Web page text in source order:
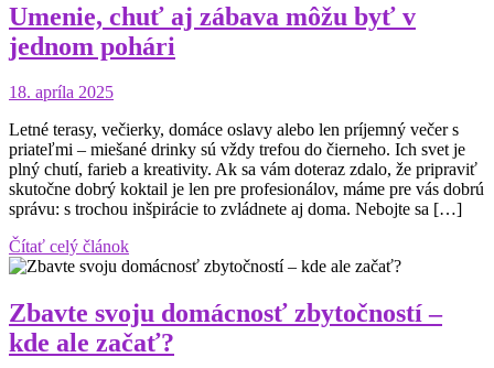
Umenie, chuť aj zábava môžu byť v
jednom pohári
18. apríla 2025
Letné terasy, večierky, domáce oslavy alebo len príjemný večer s
priateľmi – miešané drinky sú vždy trefou do čierneho. Ich svet je
plný chutí, farieb a kreativity. Ak sa vám doteraz zdalo, že pripraviť
skutočne dobrý koktail je len pre profesionálov, máme pre vás dobrú
správu: s trochou inšpirácie to zvládnete aj doma. Nebojte sa […]
Čítať celý článok
Zbavte svoju domácnosť zbytočností –
kde ale začať?